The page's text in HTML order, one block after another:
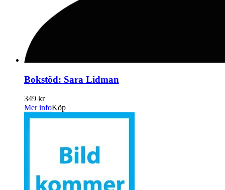
Bokstöd: Sara Lidman
349 kr
Mer infoKöp